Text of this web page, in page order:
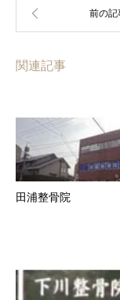
関連記事
田浦整骨院